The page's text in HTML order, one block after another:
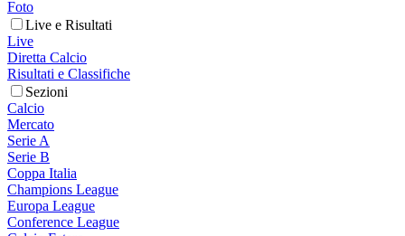
Foto
Live e Risultati
Live
Diretta Calcio
Risultati e Classifiche
Sezioni
Calcio
Mercato
Serie A
Serie B
Coppa Italia
Champions League
Europa League
Conference League